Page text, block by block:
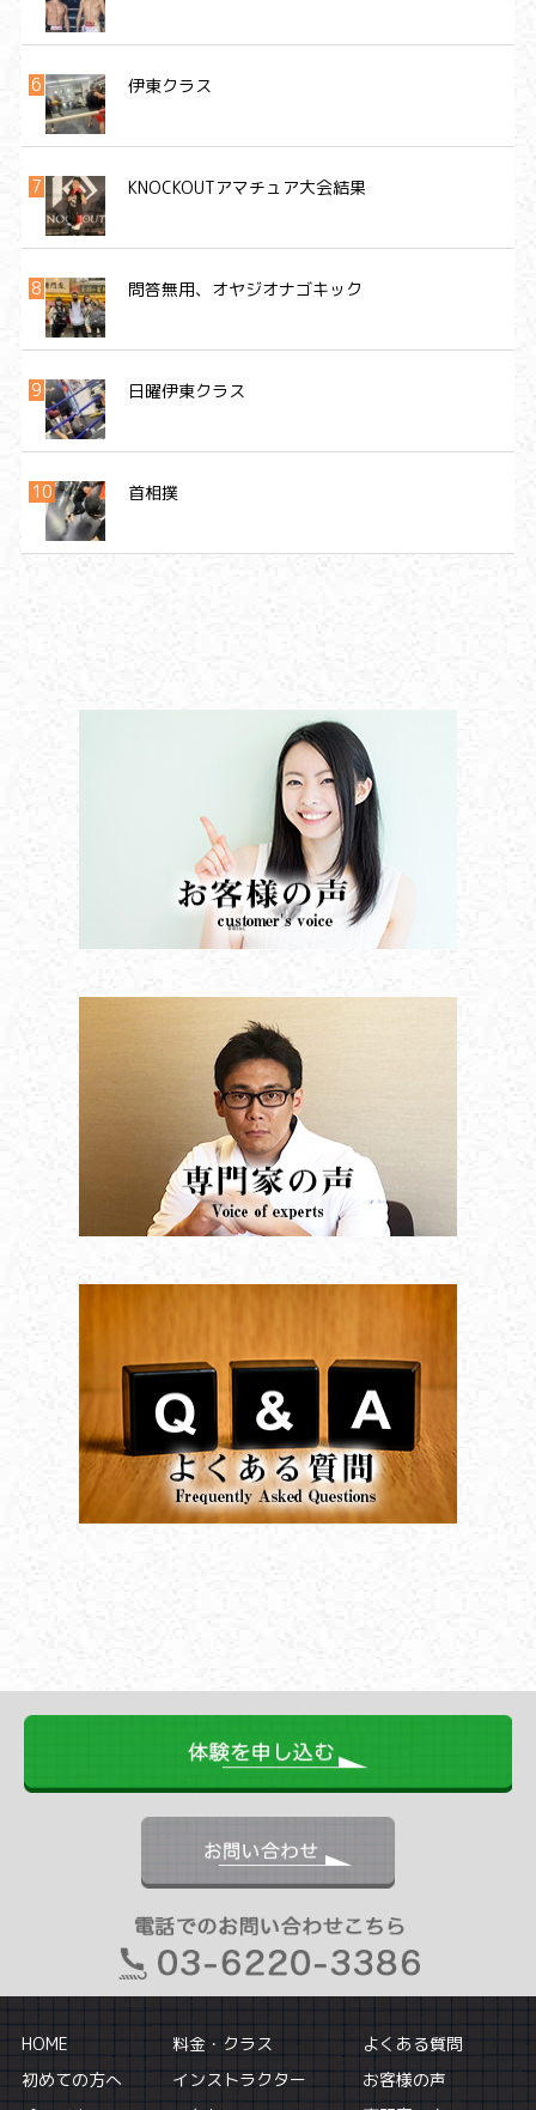
伊東クラス
KNOCKOUTアマチュア大会結果
問答無用、オヤジオナゴキック
日曜伊東クラス
首相撲
HOME 料金・クラス
よくある質問
初めての方へ
インストラクター
お客様の声